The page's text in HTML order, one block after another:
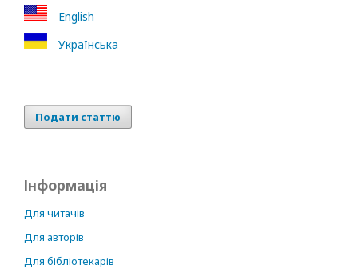
English
Українська
Подати статтю
Інформація
Для читачів
Для авторів
Для бібліотекарів